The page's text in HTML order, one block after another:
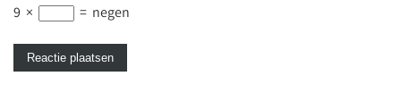
9 × = negen